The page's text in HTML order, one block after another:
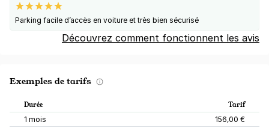
Parking facile d’accès en voiture et très bien sécurisé
Découvrez comment fonctionnent les avis
Exemples de tarifs
Durée Tarif
1 mois 156,00 €